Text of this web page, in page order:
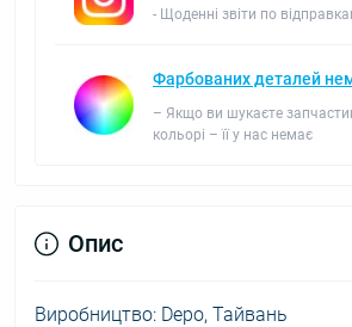
- Щоденні звіти по
Фарбованих деталей
– Якщо ви шукаєте
кольорі – її у нас немає
Опис
Виробництво: Depo, Тайвань